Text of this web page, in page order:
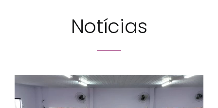
Notícias